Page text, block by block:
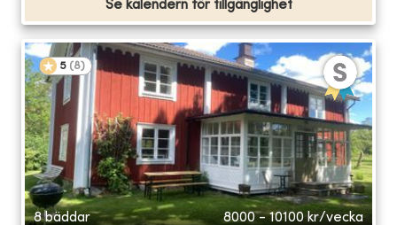
Se kalendern för tillgänglighet
5 (8)
8 bäddar 8000 - 10100 kr/vecka